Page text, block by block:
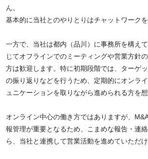
ん。
基本的に当社とのやりとりはチャットワークを
一方で、当社は都内（品川）に事務所を構え
じてオフラインでのミーティングや営業方針
方は歓迎します。特に初期段階では、ターゲ
の振り返りなどを行うため、定期的にオンラ
ュニケーションを取りながら進められる方を想
オンライン中心の働き方ではありますが、
報管理が重要となるため、こまめな報告・連
ら、当社と連携して営業活動を進めていただ